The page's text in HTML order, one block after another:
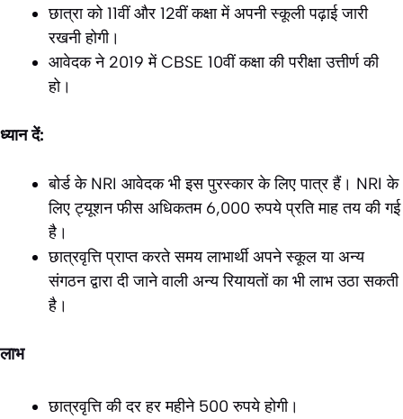
छात्रा को 11वीं और 12वीं कक्षा में अपनी स्कूली पढ़ाई जारी
रखनी होगी।
आवेदक ने 2019 में CBSE 10वीं कक्षा की परीक्षा उत्तीर्ण की
हो।
ध्यान दें:
बोर्ड के NRI आवेदक भी इस पुरस्कार के लिए पात्र हैं। NRI के
लिए ट्यूशन फीस अधिकतम 6,000 रुपये प्रति माह तय की गई
है।
छात्रवृत्ति प्राप्त करते समय लाभार्थी अपने स्कूल या अन्य
संगठन द्वारा दी जाने वाली अन्य रियायतों का भी लाभ उठा सकती
है।
लाभ
छात्रवृत्ति की दर हर महीने 500 रुपये होगी।